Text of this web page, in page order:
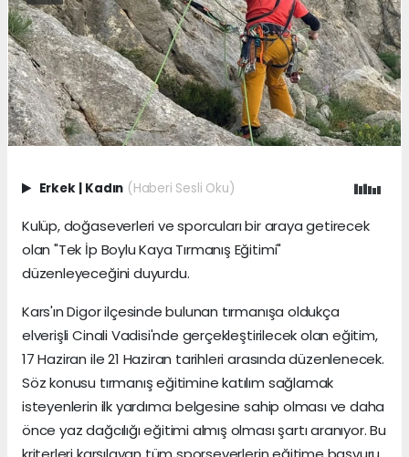
Erkek | Kadın (Haberi Sesli Oku)
Kulüp, doğaseverleri ve sporcuları bir araya getirecek
olan "Tek İp Boylu Kaya Tırmanış Eğitimi"
düzenleyeceğini duyurdu.
Kars'ın Digor ilçesinde bulunan tırmanışa oldukça
elverişli Cinali Vadisi'nde gerçekleştirilecek olan eğitim,
17 Haziran ile 21 Haziran tarihleri arasında düzenlenecek.
Söz konusu tırmanış eğitimine katılım sağlamak
isteyenlerin ilk yardımcı belgesine sahip olması ve daha
önce yaz dağcılığı eğitimi almış olması şartı aranıyor. Bu